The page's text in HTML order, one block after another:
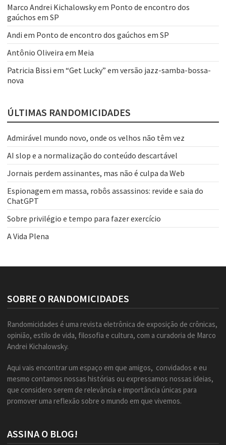
Marco Andrei Kichalowskyem Ponto de encontro dos
gaúchos em SP
Andi em Ponto de encontro dos gaúchos em SP
Antônio Oliveira em Meia
Patricia Bissi em “Get Lucky” em versão jazz-samba-bossa-
nova
ÚLTIMAS RANDOMICIDADES
Admirável mundo novo, onde os velhos não têm vez
AI slop e a normalização do conteúdo descartável
Jornais perdem assinantes, mas não é culpa da Web
Espionagem em massa, robôs assassinos: revide e saia do
ChatGPT
Sobre privilégio e tempo para fazer exercício
A Vida Plena
SOBRE O RANDOMICIDADES
Randomicidades é uma revista eletrônica de exposição de crônicas,
opinião, estilo de vida, filosofia e cultura, com a curadoria de Marco
Andrei Kichalowsky.
Aqui vais encontrar um espaço em que amigos, convidados e eu
mesmo contamos nossas histórias ou expressamos nossas ideias,
que considero serem de relevância e importância únicas para
promover uma reflexão sobre o mundo em que vivemos.
ASSINA O BLOG!